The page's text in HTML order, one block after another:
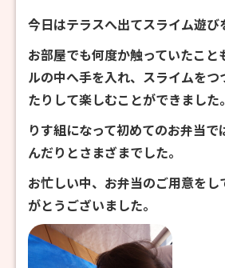
今日はテラスへ出てスライム遊び
お部屋でも何度か触っていたこと
ルの中へ手を入れ、スライムをつ
たりして楽しむことができました。
りす組になって初めてのお弁当で
んだりとさまざまでした。
お忙しい中、お弁当のご用意をし
がとうございました。